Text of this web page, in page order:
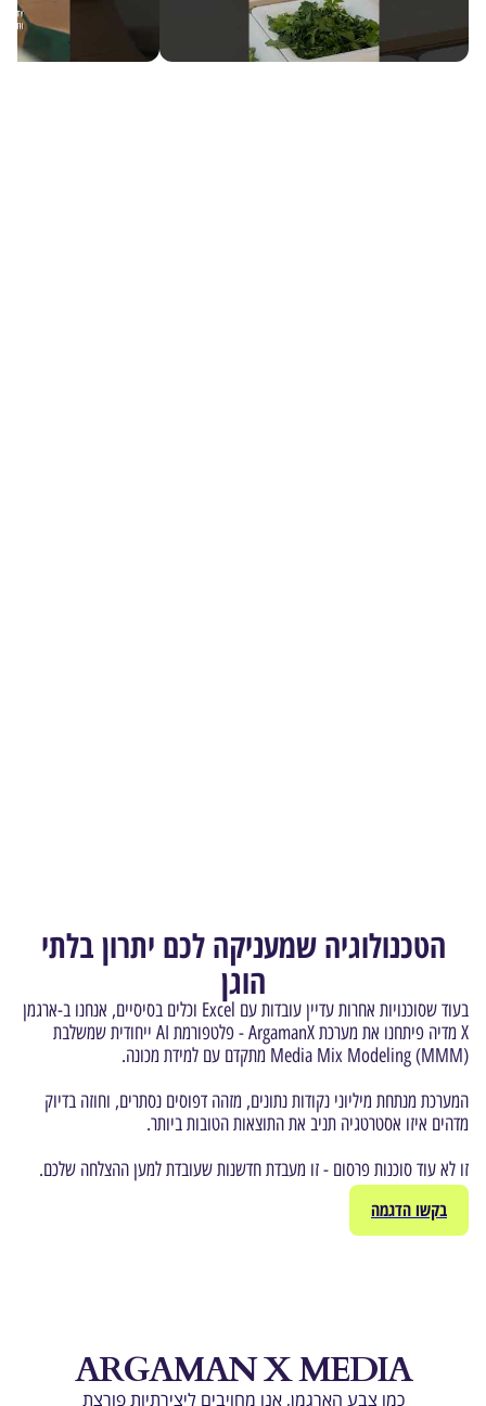
הטכנולוגיה שמעניקה לכם יתרון בלתי
הוגן
בעוד שסוכנויות אחרות עדיין עובדות עם Excel וכלים בסיסיים, אנחנו ב-ארגמן
X מדיה פיתחנו את מערכת ArgamanX - פלטפורמת AI ייחודית שמשלבת
Media Mix Modeling (MMM) מתקדם עם למידת מכונה.
המערכת מנתחת מיליוני נקודות נתונים, מזהה דפוסים נסתרים, וחוזה בדיוק
מדהים איזו אסטרטגיה תניב את התוצאות הטובות ביותר.
זו לא עוד סוכנות פרסום - זו מעבדת חדשנות שעובדת למען ההצלחה שלכם.
בקשו הדגמה
ARGAMAN X MEDIA
כמו צבע הארגמן, אנו מחויבים ליצירתיות פורצת